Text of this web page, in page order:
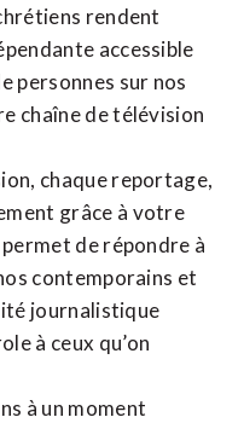
rendent
accessible
personnes sur nos
chaîne de télévision
chaque reportage,
grâce à votre
de répondre à
contemporains et
journalistique
à ceux qu’on
à un moment